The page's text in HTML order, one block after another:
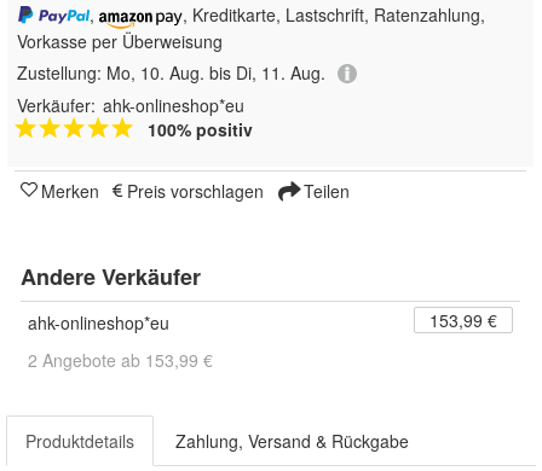
,
, Kreditkarte, Lastschrift, Ratenzahlung,
Vorkasse per Überweisung
Zustellung: Mo, 10. Aug. bis Di, 11. Aug.
Verkäufer: ahk-onlineshop*eu
100% positiv
Merken Preis vorschlagen Teilen
Andere Verkäufer
ahk-onlineshop*eu
153,99 €
2 Angebote ab 153,99 €
Produktdetails Zahlung, Versand & Rückgabe